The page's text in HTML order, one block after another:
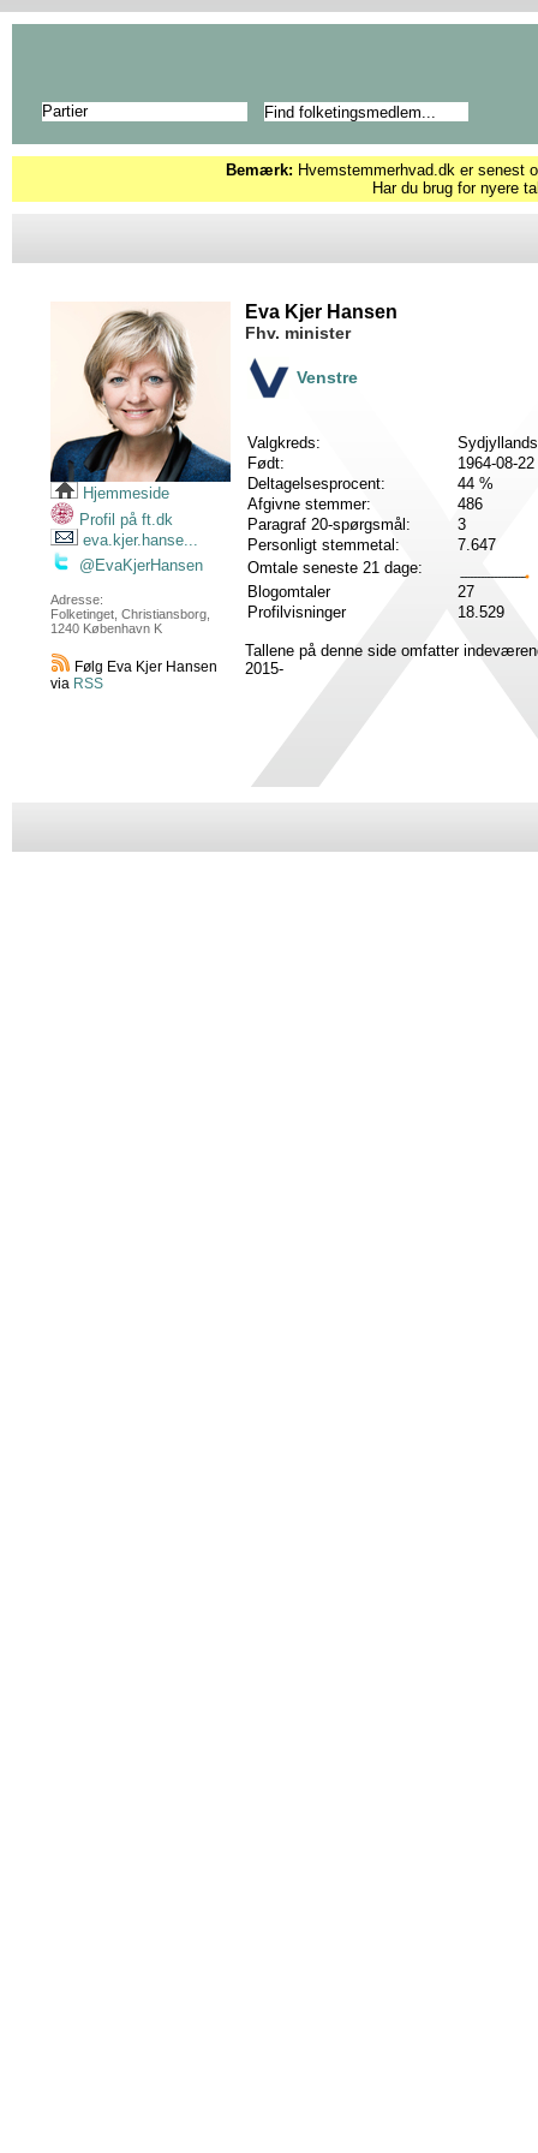
Partier
Bemærk: Hvemstemmerhvad.dk er senest
Har du brug for nyere
Hjemmeside
Profil på ft.dk
eva.kjer.hanse...
@EvaKjerHansen
Adresse:
Folketinget, Christiansborg,
1240 København K
Følg Eva Kjer Hansen
via RSS
Eva Kjer Hansen
Fhv. minister
Venstre
Valgkreds:
Født:
1964-08-22
Deltagelsesprocent:
44 %
Afgivne stemmer:
486
Paragraf 20-spørgsmål:
3
Personligt stemmetal:
7.647
Omtale seneste 21 dage:
Blogomtaler
27
Profilvisninger
18.529
Tallene på denne side omfatter
2015-